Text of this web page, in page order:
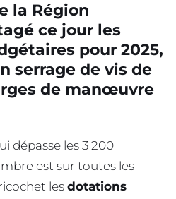
la Région
ce jour les
pour 2025,
serrage de vis de
de manœuvre
dépasse les 3 200
est sur toutes les
lesdotations